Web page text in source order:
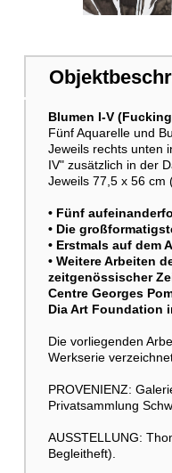
Weitere
Weitere
Weitere
Blumen I-V
Fünf Aquarelle und
Jeweils rechts unten
IV" zusätzlich in der
Jeweils 77,5 x 56 cm
• Fünf
• Die
• Erstmals auf dem
• Weitere Arbeiten
zeitgenössischer
Centre Georges
Dia Art Foundation
Die vorliegenden
Werkserie
PROVENIENZ:
Privatsammlung
AUSSTELLUNG:
Begleitheft).